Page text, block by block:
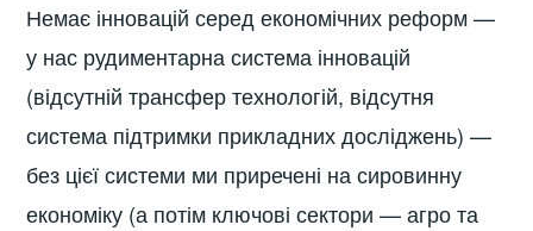
Немає інновацій серед економічних реформ —
у нас рудиментарна система інновацій
(відсутній трансфер технологій, відсутня
система підтримки прикладних досліджень) —
без цієї системи ми приречені на сировинну
економіку (а потім ключові сектори — агро та